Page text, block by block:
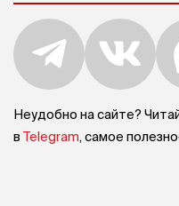
Неудобно на сайте?
в Telegram, самое